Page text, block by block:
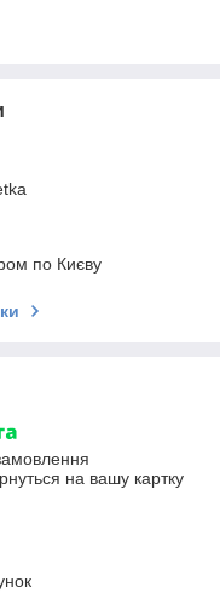
по Києву
на вашу картку